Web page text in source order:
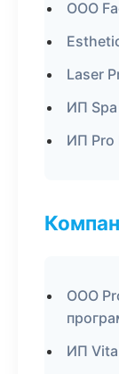
ООО
Laser
ИП
ИП Pro
ООО
ИП